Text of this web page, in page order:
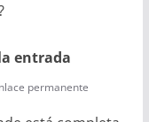
entrada
permanente